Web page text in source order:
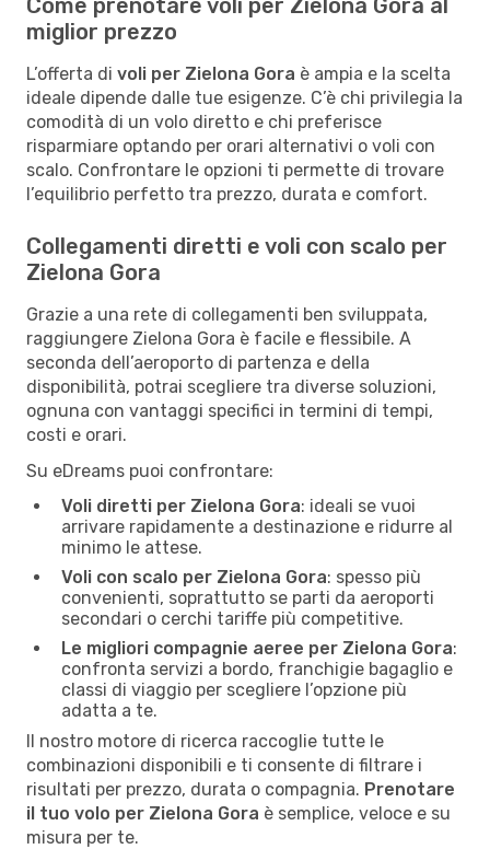
Come prenotare voli per Zielona Gora al
miglior prezzo
L’offerta di voli per Zielona Gora è ampia e la scelta
ideale dipende dalle tue esigenze. C’è chi privilegia la
comodità di un volo diretto e chi preferisce
risparmiare optando per orari alternativi o voli con
scalo. Confrontare le opzioni ti permette di trovare
l’equilibrio perfetto tra prezzo, durata e comfort.
Collegamenti diretti e voli con scalo per
Zielona Gora
Grazie a una rete di collegamenti ben sviluppata,
raggiungere Zielona Gora è facile e flessibile. A
seconda dell’aeroporto di partenza e della
disponibilità, potrai scegliere tra diverse soluzioni,
ognuna con vantaggi specifici in termini di tempi,
costi e orari.
Su eDreams puoi confrontare:
Voli diretti per Zielona Gora: ideali se vuoi
arrivare rapidamente a destinazione e ridurre al
minimo le attese.
Voli con scalo per Zielona Gora: spesso più
convenienti, soprattutto se parti da aeroporti
secondari o cerchi tariffe più competitive.
Le migliori compagnie aeree per Zielona Gora:
confronta servizi a bordo, franchigie bagaglio e
classi di viaggio per scegliere l’opzione più
adatta a te.
Il nostro motore di ricerca raccoglie tutte le
combinazioni disponibili e ti consente di filtrare i
risultati per prezzo, durata o compagnia. Prenotare
il tuo volo per Zielona Gora è semplice, veloce e su
misura per te.